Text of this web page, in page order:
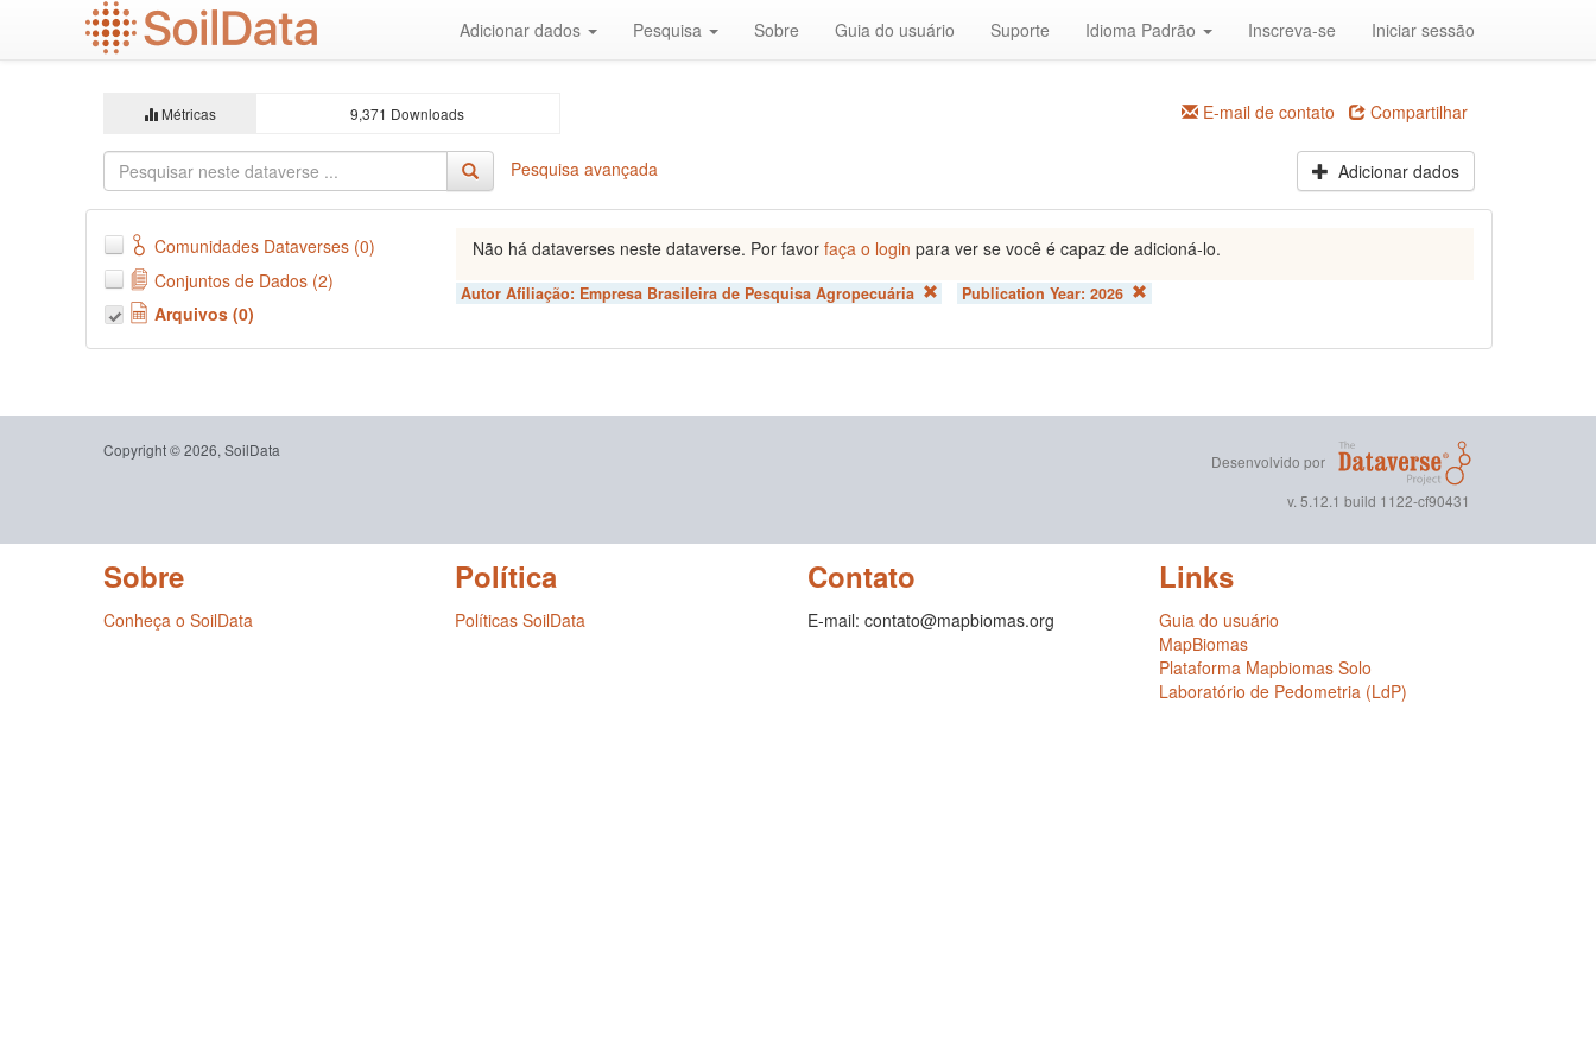
Adicionar dados Pesquisa Sobre Guia do usuário Suporte Idioma Padrão Inscreva-se Iniciar sessão
Métricas 9,371 Downloads E-mail de contato Compartilhar
Pesquisa avançada Adicionar dados
Comunidades Dataverses (0)
Conjuntos de Dados (2)
Arquivos (0)
Não há dataverses neste dataverse. Por favor faça o login para ver se você é capaz de adicioná-lo.
Autor Afiliação: Empresa Brasileira de Pesquisa Agropecuária Publication Year: 2026
Copyright © 2026, SoilData
Desenvolvido por
v. 5.12.1 build 1122-cf90431
Sobre
Conheça o SoilData
Política
Políticas SoilData
Contato
E-mail: contato@mapbiomas.org
Links
Guia do usuário
MapBiomas
Plataforma Mapbiomas Solo
Laboratório de Pedometria (LdP)